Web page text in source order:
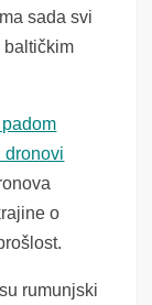
sada svi
baltičkim
dronovi
o
rumunjski